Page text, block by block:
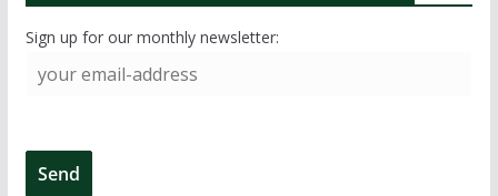
Sign up for our monthly newsletter: